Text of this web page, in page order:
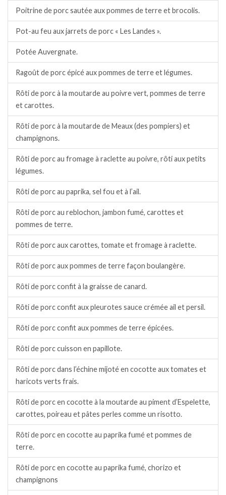
Poitrine de porc sautée aux pommes de terre et brocolis.
Pot-au feu aux jarrets de porc « Les Landes ».
Potée Auvergnate.
Ragoût de porc épicé aux pommes de terre et légumes.
Rôti de porc à la moutarde au poivre vert, pommes de terre
et carottes.
Rôti de porc à la moutarde de Meaux (des pompiers) et
champignons.
Rôti de porc au fromage à raclette au poivre, rôti aux petits
légumes.
Rôti de porc au paprika, sel fou et à l’ail.
Rôti de porc au reblochon, jambon fumé, carottes et
pommes de terre.
Rôti de porc aux carottes, tomate et fromage à raclette.
Rôti de porc aux pommes de terre façon boulangère.
Rôti de porc confit à la graisse de canard.
Rôti de porc confit aux pleurotes sauce crémée ail et persil.
Rôti de porc confit aux pommes de terre épicées.
Rôti de porc cuisson en papillote.
Rôti de porc dans l’échine mijoté en cocotte aux tomates et
haricots verts frais.
Rôti de porc en cocotte à la moutarde au piment d’Espelette,
carottes, poireau et pâtes perles comme un risotto.
Rôti de porc en cocotte au paprika fumé et pommes de
terre.
Rôti de porc en cocotte au paprika fumé, chorizo et
champignons